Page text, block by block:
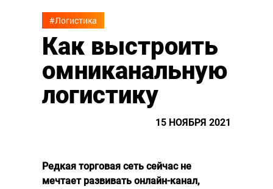
#Логистика
Как выстроить
омниканальную
логистику
15 НОЯБРЯ 2021
Редкая торговая сеть сейчас не
мечтает развивать онлайн-канал,